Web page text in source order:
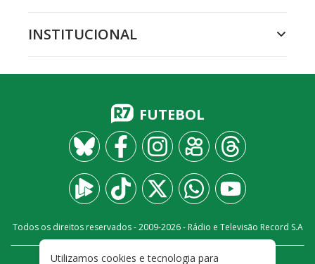
INSTITUCIONAL
FUTEBOL
Todos os direitos reservados - 2009-2026- Rádio e Televisão Record S.A
Utilizamos cookies e tecnologia para